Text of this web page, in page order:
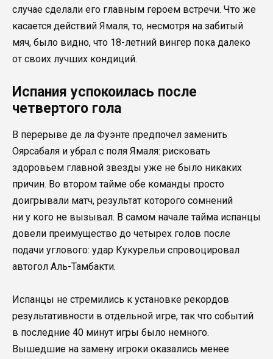
случае сделали его главным героем встречи. Что же
касается действий Ямаля, то, несмотря на забитый
мяч, было видно, что 18-летний вингер пока далеко
от своих лучших кондиций.
Испания успокоилась после
четвертого гола
В перерыве де ла Фуэнте предпочел заменить
Оярсабаля и убрал с поля Ямаля: рисковать
здоровьем главной звезды уже не было никаких
причин. Во втором тайме обе команды просто
доигрывали матч, результат которого сомнений
ни у кого не вызывал. В самом начале тайма испанцы
довели преимущество до четырех голов после
подачи углового: удар Кукурельи спровоцировал
автогол Аль-Тамбакти.
Испанцы не стремились к установке рекордов
результативности в отдельной игре, так что событий
в последние 40 минут игры было немного.
Вышедшие на замену игроки оказались менее